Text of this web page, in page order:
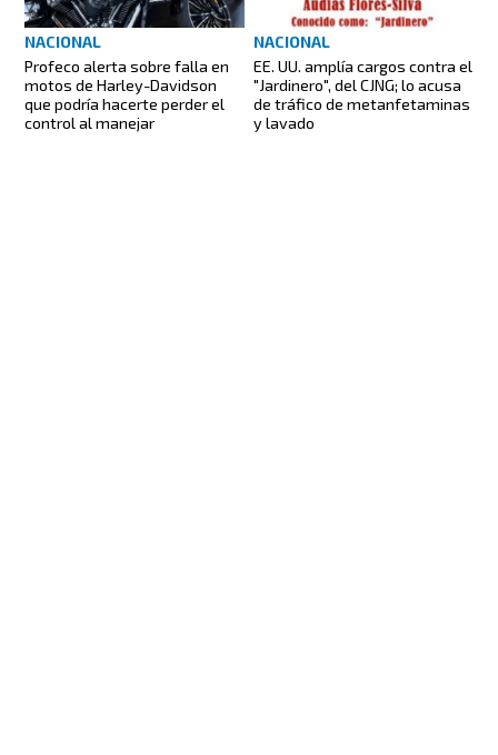
NACIONAL
Profeco alerta sobre falla en
motos de Harley-Davidson
que podría hacerte perder el
control al manejar
NACIONAL
EE. UU. amplía cargos contra el
"Jardinero", del CJNG; lo acusa
de tráfico de metanfetaminas
y lavado